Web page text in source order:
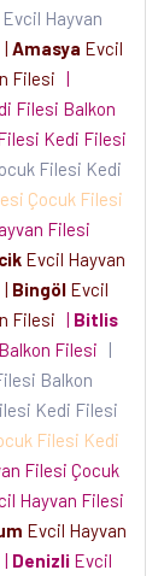
Evcil Hayvan
| Amasya Evcil
Filesi |
Filesi Balkon
Kedi Filesi
Filesi Kedi
Çocuk Filesi
Filesi
Evcil Hayvan
| Bingöl Evcil
Filesi | Bitlis
Filesi
|
Balkon
Kedi Filesi
Filesi Kedi
Filesi Çocuk
Hayvan Filesi
Evcil Hayvan
| Denizli Evcil